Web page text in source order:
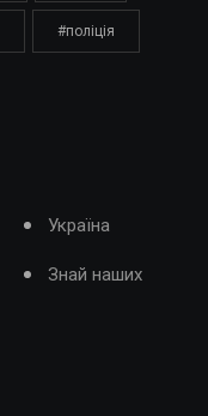
#поліція
Україна
Знай наших